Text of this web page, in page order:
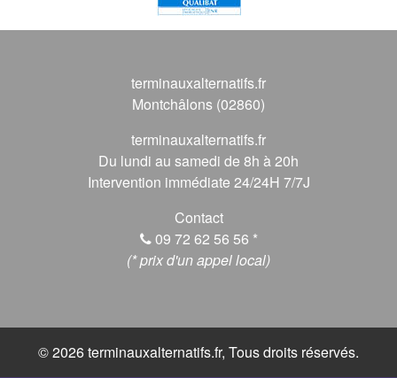
terminauxalternatifs.fr
Montchâlons (02860)
terminauxalternatifs.fr
Du lundi au samedi de 8h à 20h
Intervention immédiate 24/24H 7/7J
Contact
09 72 62 56 56 *
(* prix d'un appel local)
© 2026 terminauxalternatifs.fr, Tous droits réservés.